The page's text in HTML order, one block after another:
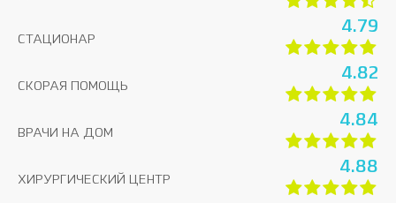
СТАЦИОНАР
4.79
СКОРАЯ ПОМОЩЬ
4.82
ВРАЧИ НА ДОМ
4.84
ХИРУРГИЧЕСКИЙ ЦЕНТР
4.88